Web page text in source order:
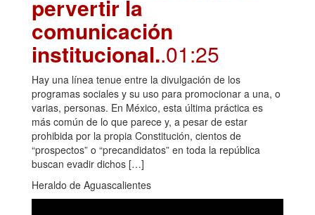
pervertir la
comunicación
institucional..01:25
Hay una línea tenue entre la divulgación de los
programas sociales y su uso para promocionar a una, o
varias, personas. En México, esta última práctica es
más común de lo que parece y, a pesar de estar
prohibida por la propia Constitución, cientos de
“prospectos” o “precandidatos” en toda la república
buscan evadir dichos […]
Heraldo de Aguascalientes